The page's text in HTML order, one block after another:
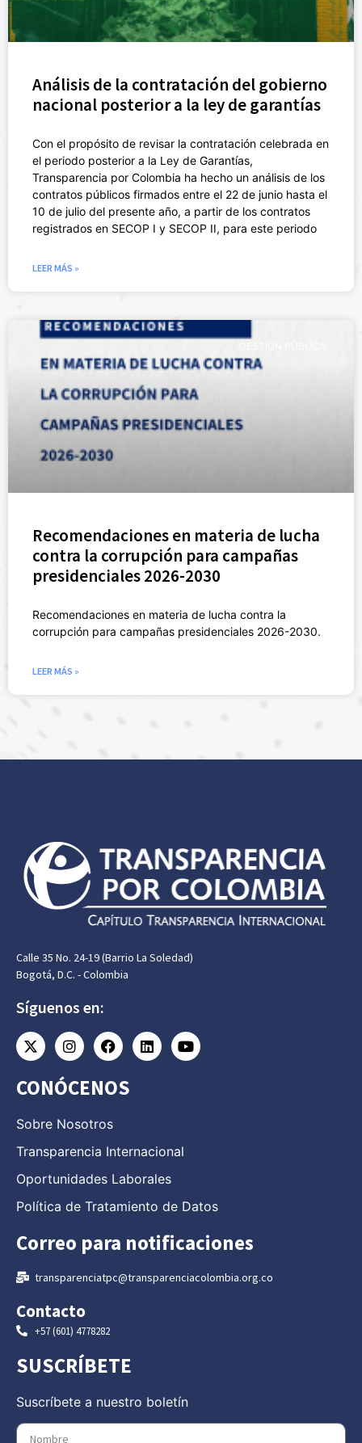
Análisis de la contratación del gobierno
nacional posterior a la ley de garantías
Con el propósito de revisar la contratación celebrada en
el periodo posterior a la Ley de Garantías,
Transparencia por Colombia ha hecho un análisis de los
contratos públicos firmados entre el 22 de junio hasta el
10 de julio del presente año, a partir de los contratos
registrados en SECOP I y SECOP II, para este periodo
LEER MÁS »
Recomendaciones en materia de lucha
contra la corrupción para campañas
presidenciales 2026-2030
Recomendaciones en materia de lucha contra la
corrupción para campañas presidenciales 2026-2030.
LEER MÁS »
Calle 35 No. 24-19 (Barrio La Soledad)
Bogotá, D.C. - Colombia
Síguenos en:
CONÓCENOS
Sobre Nosotros
Transparencia Internacional
Oportunidades Laborales
Política de Tratamiento de Datos
Correo para notificaciones
transparenciatpc@transparenciacolombia.org.co
Contacto
+57 (601) 4778282
SUSCRÍBETE
Suscríbete a nuestro boletín